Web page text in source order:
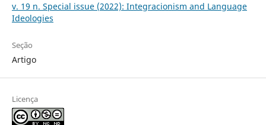
v. 19 n. Special issue (2022): Integracionism and Language
Ideologies
Seção
Artigo
Licença